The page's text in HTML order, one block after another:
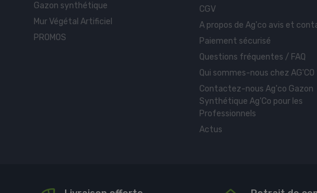
Gazon synthétique
Mur Végétal Artificiel
PROMOS
CGV
A propos de Ag'co avis et
Paiement sécurisé
Questions fréquentes / FAQ
Qui sommes-nous chez AG'CO
Contactez-nous Ag'co Gazon
Synthétique Ag'Co pour les
Professionnels
Actus